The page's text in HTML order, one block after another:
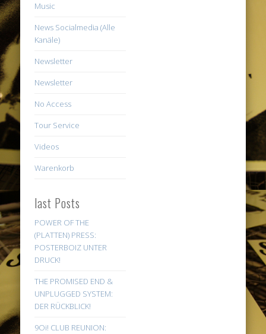
Music
News Socialmedia (Alle
Kanäle)
Newsletter
Newsletter
No Access
Tour Service
Videos
Warenkorb
last Posts
POWER OF THE
(PLATTEN) PRESS:
POSTERBOIZ UNTER
DRUCK!
THE PROMISED END &
UNPLUGGED SYSTEM:
DER RÜCKBLICK!
9Oi! CLUB REUNION: